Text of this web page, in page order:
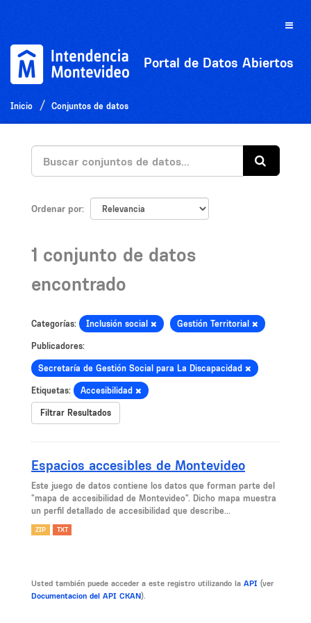
Toggle
Portal de Datos Abiertos
Inicio Conjuntos de datos
Ordenar por
1 conjunto de datos
encontrado
Categorías: Inclusión social Gestión Territorial
Publicadores:
Secretaría de Gestión Social para La Discapacidad
Etiquetas: Accesibilidad
Filtrar Resultados
Espacios accesibles de Montevideo
Este juego de datos contiene los datos que forman parte del
"mapa de accesibilidad de Montevideo". Dicho mapa muestra
un perfil detallado de accesibilidad que describe...
ZIP TXT
Usted también puede acceder a este registro utilizando la API (ver
Documentacion del API CKAN).